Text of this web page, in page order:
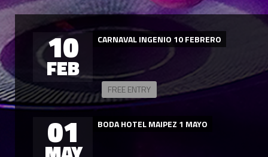
10
FEB
CARNAVAL INGENIO 10 FEBRERO
FREE ENTRY
01 BODA HOTEL MAIPEZ 1 MAYO